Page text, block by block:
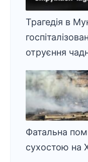
Трагедія в
отруєння
Фатальна
сухостою на